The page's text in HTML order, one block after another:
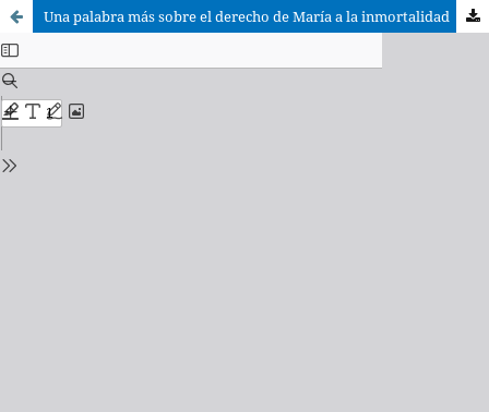
Una palabra más sobre el derecho de María a la inmortalidad